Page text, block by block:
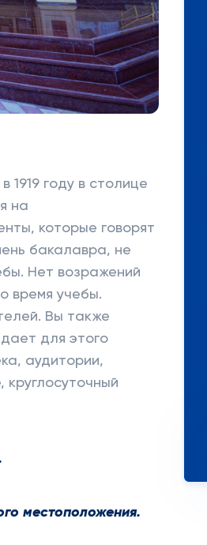
1919 году в столице
на
которые говорят
бакалавра, не
Нет возражений
время учебы.
Вы также
для этого
аудитории,
местоположения.